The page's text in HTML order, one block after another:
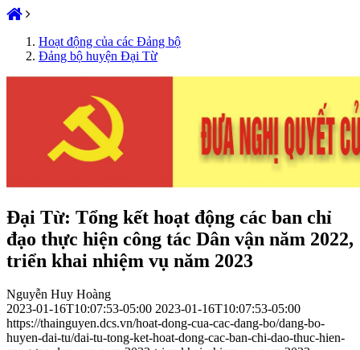
Hoạt động của các Đảng bộ
Đảng bộ huyện Đại Từ
Đại Từ: Tổng kết hoạt động các ban chỉ
đạo thực hiện công tác Dân vận năm 2022,
triển khai nhiệm vụ năm 2023
Nguyễn Huy Hoàng
2023-01-16T10:07:53-05:00 2023-01-16T10:07:53-05:00
https://thainguyen.dcs.vn/hoat-dong-cua-cac-dang-bo/dang-bo-
huyen-dai-tu/dai-tu-tong-ket-hoat-dong-cac-ban-chi-dao-thuc-hien-